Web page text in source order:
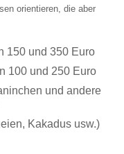
zum
orientieren, die aber
150 und 350 Euro
100 und 250 Euro
und andere
Kakadus usw.)